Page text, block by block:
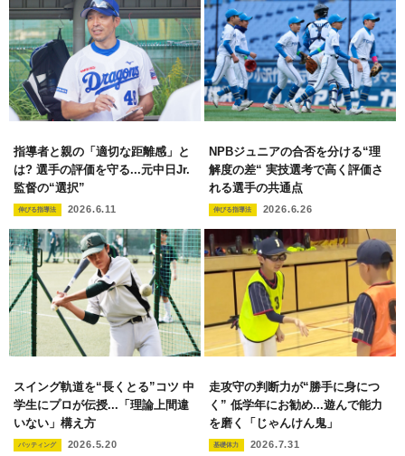
指導者と親の「適切な距離感」と
は? 選手の評価を守る...元中日Jr.
監督の“選択”
伸びる指導法 2026.6.11
NPBジュニアの合否を分ける“理
解度の差“ 実技選考で高く評価さ
れる選手の共通点
伸びる指導法 2026.6.26
スイング軌道を“長くとる”コツ 中
学生にプロが伝授...「理論上間違
いない」構え方
バッティング 2026.5.20
走攻守の判断力が“勝手に身につ
く” 低学年にお勧め...遊んで能力
を磨く「じゃんけん鬼」
基礎体力 2026.7.31